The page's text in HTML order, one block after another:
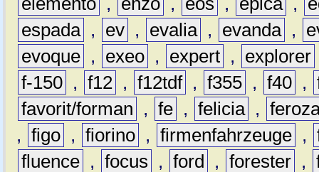
espada , ev , evalia , evanda ,
evoque , exeo , expert , explorer
f-150 , f12 , f12tdf , f355 , f40 ,
favorit/forman
, fe , felicia ,
, figo , fiorino , firmenfahrzeuge ,
fluence , focus , ford , forester ,